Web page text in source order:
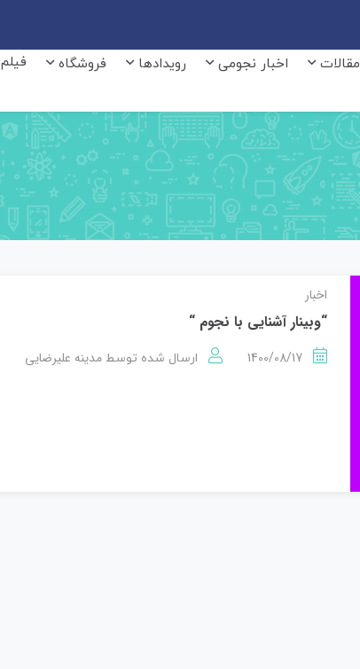
مقالات اخبار نجومی رویدادها فروشگاه
فیلم
اخبار
“وبینار آشنایی با نجوم “
1400/08/17 ارسال شده توسط مدینه علیرضایی